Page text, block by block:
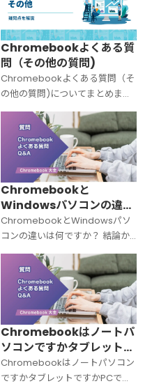
Chromebookよくある質
問（その他の質問)
Chromebookよくある質問（そ
の他の質問)についてまとめまし
た。
Chromebookと
Windowsパソコンの違い
は何ですか？
ChromebookとWindowsパソ
コンの違いは何ですか？ 結論か
ら言うと、Chromebookと
Windowsパソコンは「OSが違
う＝中身の設計思想がまったく
違う」パソコンです。C
Chromebookはノートパ
ソコンですかタブレットで
すかPCですか？
Chromebookはノートパソコン
ですかタブレットですかPCです